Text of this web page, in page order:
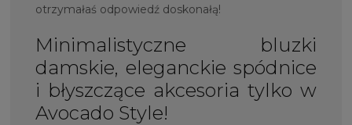
otrzymałaś odpowiedź doskonałą!
Minimalistyczne bluzki
damskie, eleganckie spódnice
i błyszczące akcesoria tylko w
Avocado Style!